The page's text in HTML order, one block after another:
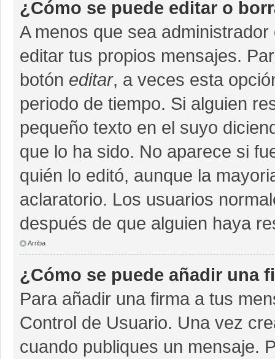
¿Cómo se puede editar o
A menos que sea
editar tus propios mensajes.
botón editar, a veces esta
periodo de tiempo. Si alguien
pequeño texto en el suyo
que lo ha sido. No aparece si
quién lo editó, aunque la
aclaratorio. Los usuarios
después de que alguien haya
Arriba
¿Cómo se puede añadir una
Para añadir una firma a tus
Control de Usuario. Una vez
cuando publiques un mensaje.